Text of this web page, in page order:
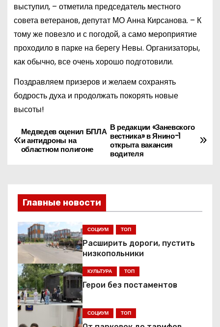
выступил, – отметила председатель местного
совета ветеранов, депутат МО Анна Кирсанова. – К
тому же повезло и с погодой, а само мероприятие
проходило в парке на берегу Невы. Организаторы,
как обычно, все очень хорошо подготовили.
Поздравляем призеров и желаем сохранять
бодрость духа и продолжать покорять новые
высоты!
Н
а
и
г
а
ц
и
я
п
В редакции «Заневского
вестника» в Янино-1
открыта вакансия
водителя
Медведев оценил БПЛА
и антидроны на
областном полигоне
Главные новости
СОЦИУМ ТОП
Расширить дороги, пустить
низкопольники
КУЛЬТУРА ТОП
Герои без постаментов
СОЦИУМ ТОП